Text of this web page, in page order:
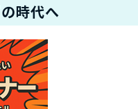
時代へ